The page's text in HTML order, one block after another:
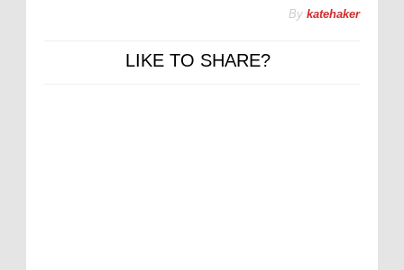
By katehaker
LIKE TO SHARE?